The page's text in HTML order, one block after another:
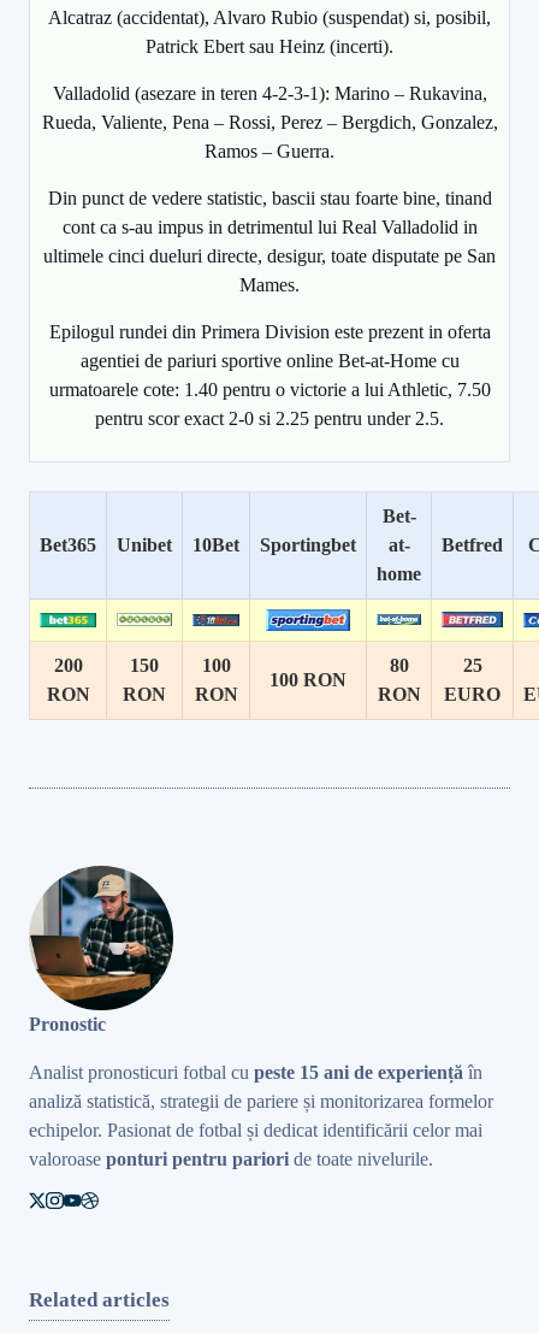
Alcatraz (accidentat), Alvaro Rubio (suspendat) si, posibil,
Patrick Ebert sau Heinz (incerti).
Valladolid (asezare in teren 4-2-3-1): Marino – Rukavina,
Rueda, Valiente, Pena – Rossi, Perez – Bergdich, Gonzalez,
Ramos – Guerra.
Din punct de vedere statistic, bascii stau foarte bine, tinand
cont ca s-au impus in detrimentul lui Real Valladolid in
ultimele cinci dueluri directe, desigur, toate disputate pe San
Mames.
Epilogul rundei din Primera Division este prezent in oferta
agentiei de pariuri sportive online Bet-at-Home cu
urmatoarele cote: 1.40 pentru o victorie a lui Athletic, 7.50
pentru scor exact 2-0 si 2.25 pentru under 2.5.
Bet365 Unibet 10Bet Sportingbet
Bet-
at-
home
Betfred
200
RON
150
RON
100
RON
100 RON
80
RON
25
EURO
Pronostic
Analist pronosticuri fotbal cu peste 15 ani de experiență în
analiză statistică, strategii de pariere și monitorizarea formelor
echipelor. Pasionat de fotbal și dedicat identificării celor mai
valoroase ponturi pentru pariori de toate nivelurile.
Related articles